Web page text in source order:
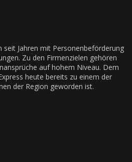
seit Jahren mit Personenbeförderung
Zu den Firmenzielen gehören
auf hohem Niveau. Dem
heute bereits zu einem der
der Region geworden ist.